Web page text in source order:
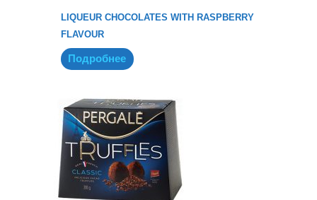
LIQUEUR CHOCOLATES WITH RASPBERRY
FLAVOUR
Подробнее